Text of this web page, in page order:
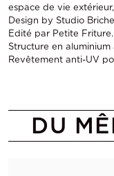
espace de vie
Design by Studio
Edité par Petite Friture.
Structure en
Revêtement anti-UV
DU